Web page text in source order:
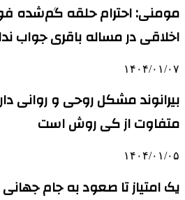
مومنی: احترام حلقه گم‌شده
اخلاقی در مساله باقری جواب
۱۴۰۴/۰۱/۰۷
بیرانوند مشکل روحی و روانی
متفاوت از کی روش است
۱۴۰۴/۰۱/۰۵
یک امتیاز تا صعود به جام جهانی ۲۰۲۶: ایران – ازبکستان